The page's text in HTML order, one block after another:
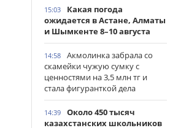
15:03
Какая погода
ожидается в Астане, Алматы
и Шымкенте 8–10 августа
14:58
Акмолинка забрала со
скамейки чужую сумку с
ценностями на 3,5 млн тг и
стала фигуранткой дела
14:39
Около 450 тысяч
казахстанских школьников